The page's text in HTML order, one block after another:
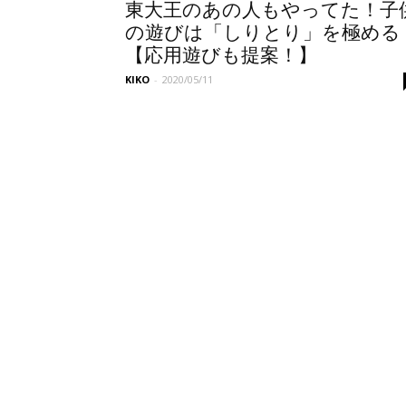
東大王のあの人もやってた！子
の遊びは「しりとり」を極める
【応用遊びも提案！】
KIKO - 2020/05/11